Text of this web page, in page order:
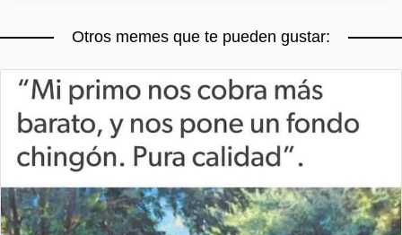
Otros memes que te pueden gustar: